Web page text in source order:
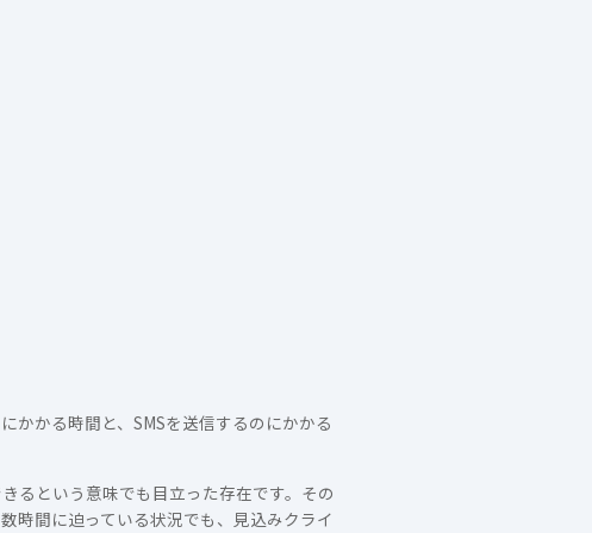
かかる時間と、SMSを送信するのにかかる
るという意味でも目立った存在です。その
時間に迫っている状況でも、見込みクライ